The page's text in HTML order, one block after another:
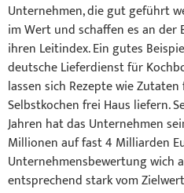
Unternehmen, die gut geführt
im Wert und schaffen es an
ihren Leitindex. Ein gutes
deutsche Lieferdienst für
lassen sich Rezepte wie
Selbstkochen frei Haus liefern.
Jahren hat das Unternehmen
Millionen auf fast 4 Milliarden
Unternehmensbewertung wich
entsprechend stark vom